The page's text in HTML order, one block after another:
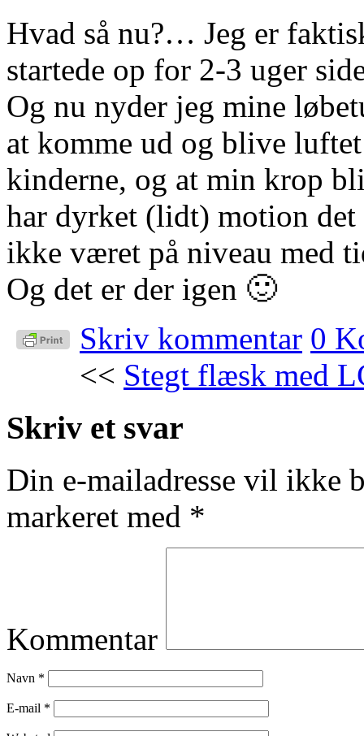
Hvad så nu?… Jeg er
startede op for 2-3 uger
Og nu nyder jeg mine
at komme ud og blive
kinderne, og at min krop
har dyrket (lidt) motion det
ikke været på niveau med
Og det er der igen 🙂
Skriv kommentar 0
<< Stegt flæsk med
Skriv et svar
Din e-mailadresse vil ikke
markeret med *
Kommentar
Navn *
E-mail *